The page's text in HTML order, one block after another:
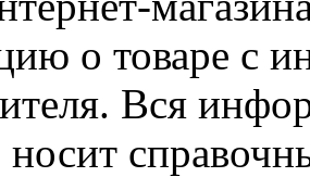
о товаре с
Вся